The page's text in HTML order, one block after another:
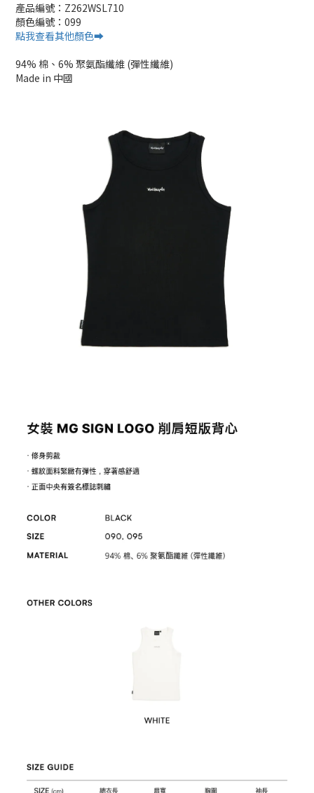
產品編號：Z262WSL710
顏色編號：099
點我查看其他顏色➡️
94% 棉、6% 聚氨酯纖維 (彈性纖維)
Made in 中國